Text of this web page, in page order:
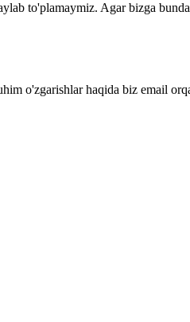
to'plamaymiz. Agar bizga
o'zgarishlar haqida biz email